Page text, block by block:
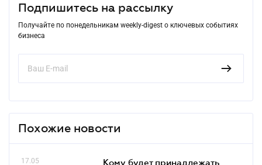
Подпишитесь на рассылку
Получайте по понедельникам weekly-digest о ключевых событиях
бизнеса
Похожие новости
17.05
Кому будет принадлежать